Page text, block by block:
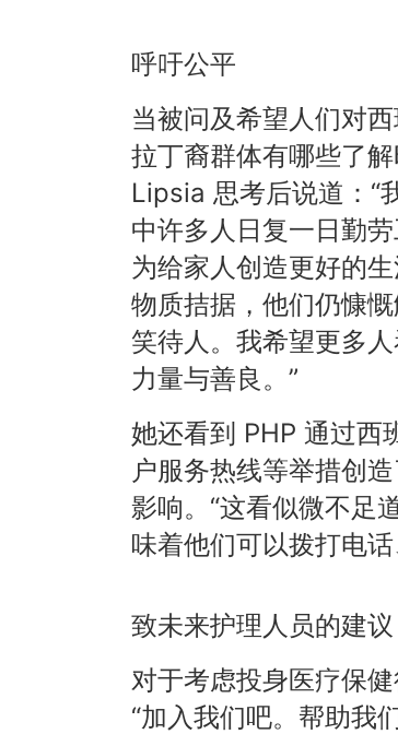
呼吁公平
当被问及希望人们对
拉丁裔群体有哪些了解
Lipsia 思考后说道：“
中许多人日复一日勤
为给家人创造更好的
物质拮据，他们仍慷
笑待人。我希望更多
力量与善良。”
她还看到 PHP 通过西
户服务热线等举措创
影响。“这看似微不足
味着他们可以拨打电
致未来护理人员的建议
对于考虑投身医疗保
“加入我们吧。帮助我